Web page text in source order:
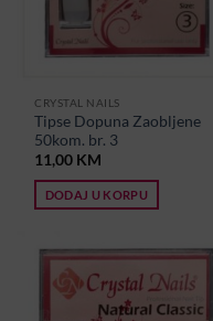
CRYSTAL NAILS
Tipse Dopuna Zaobljene
50kom. br. 3
11,00 KM
DODAJ U KORPU